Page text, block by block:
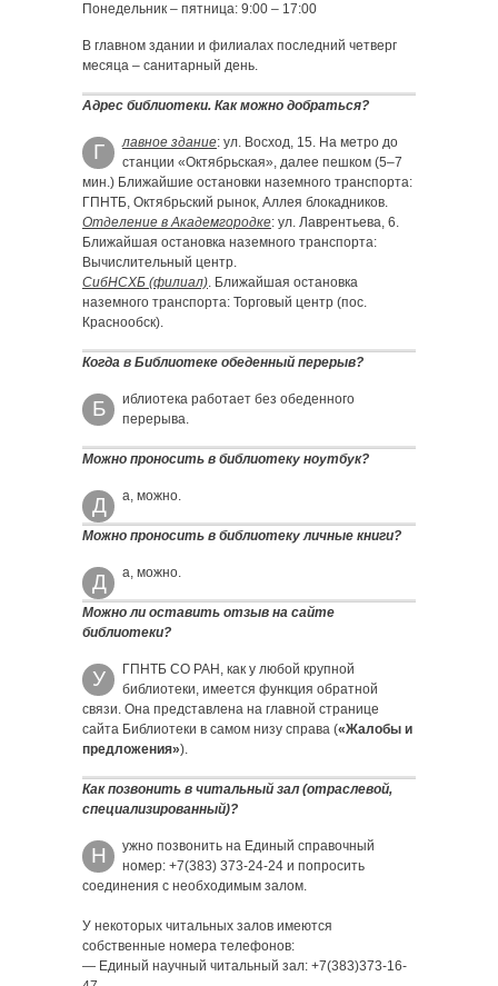
Понедельник – пятница: 9:00 – 17:00
В главном здании и филиалах последний четверг
месяца – санитарный день.
Адрес библиотеки. Как можно добраться?
Г лавное здание: ул. Восход, 15. На метро до
станции «Октябрьская», далее пешком (5–7
мин.) Ближайшие остановки наземного транспорта:
ГПНТБ, Октябрьский рынок, Аллея блокадников.
Отделение в Академгородке: ул. Лаврентьева, 6.
Ближайшая остановка наземного транспорта:
Вычислительный центр.
СибНСХБ (филиал). Ближайшая остановка
наземного транспорта: Торговый центр (пос.
Краснообск).
Когда в Библиотеке обеденный перерыв?
Б
иблиотека работает без обеденного
перерыва.
Можно проносить в библиотеку ноутбук?
Д а, можно.
Можно проносить в библиотеку личные книги?
Д а, можно.
Можно ли оставить отзыв на сайте
библиотеки?
У
ГПНТБ СО РАН, как у любой крупной
библиотеки, имеется функция обратной
связи. Она представлена на главной странице
сайта Библиотеки в самом низу справа («Жалобы и
предложения»).
Как позвонить в читальный зал (отраслевой,
специализированный)?
Н
ужно позвонить на Единый справочный
номер: +7(383) 373-24-24 и попросить
соединения с необходимым залом.
У некоторых читальных залов имеются
собственные номера телефонов:
— Единый научный читальный зал: +7(383)373-16-